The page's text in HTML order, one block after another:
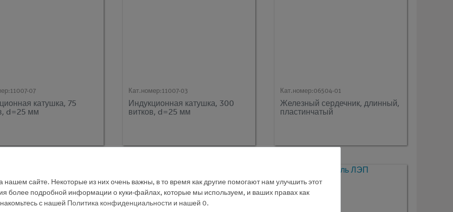
11007-07
катушка, 75
d=25 мм
Кат.номер:11007-03
Индукционная катушка, 300
витков, d=25 мм
Кат.номер:06504-01
Железный сердечник, длинный,
пластинчатый
сайте. Некоторые из них очень важны, в то время как другие помогают нам улучшить этот
более подробной информации о куки-файлах, которые мы используем, и ваших правах как
с нашей
Политика конфиденциальности и нашей 0.